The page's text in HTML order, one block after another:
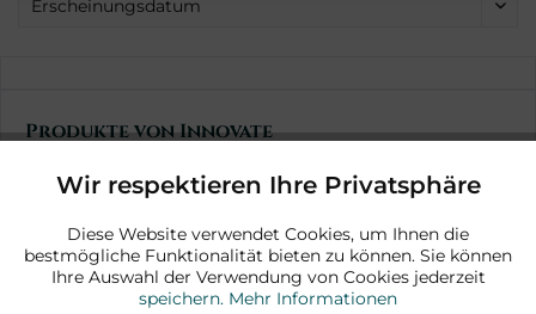
Produkte von Innovate
Zum 🇨🇭 Shop Über uns
Newsletter
Funktionale Aktiv
Marketing Aktiv
Wir respektieren Ihre Privatsphäre
Diese Website verwendet Cookies, um Ihnen die
bestmögliche Funktionalität bieten zu können. Sie können
Ihre Auswahl der Verwendung von Cookies jederzeit
speichern. Mehr Informationen